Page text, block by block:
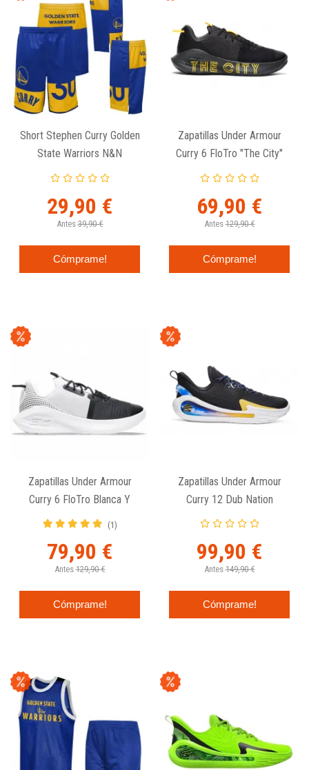
Short Stephen Curry Golden
State Warriors N&N
Outerstuff Junior
29,90 €
Antes 39,90 €
Cómprame!
Zapatillas Under Armour
Curry 6 FloTro "The City"
69,90 €
Antes 129,90 €
Cómprame!
Zapatillas Under Armour
Curry 6 FloTro Blanca Y
Negra
(1)
79,90 €
Antes 129,90 €
Cómprame!
Zapatillas Under Armour
Curry 12 Dub Nation
99,90 €
Antes 149,90 €
Cómprame!